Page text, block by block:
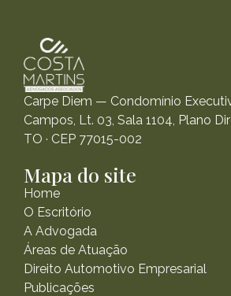
Carpe Diem — Condomínio
Campos, Lt. 03, Sala 1104, Plano
TO · CEP 77015-002
Mapa do site
Home
O Escritório
A Advogada
Áreas de Atuação
Direito Automotivo Empresarial
Publicações